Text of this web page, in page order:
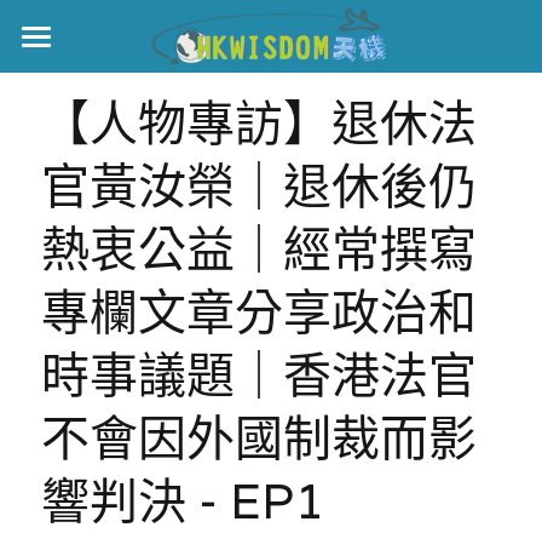
主頁
世界盃
伊美戰爭
黎智英案
正本清源•黎智英案
美西媒體謊言實錄
宏福火災
宏福‧革新
宏福苑聽證會
宏福火災正視聽
港聞
中國
國際
【人物專訪】退休法
官黃汝榮｜退休後仍
熱衷公益｜經常撰寫
專欄文章分享政治和
時事議題｜香港法官
不會因外國制裁而影
響判決 - EP1